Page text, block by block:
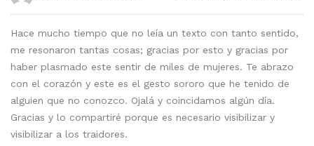
Hace mucho tiempo que no leía un texto con tanto sentido,
me resonaron tantas cosas; gracias por esto y gracias por
haber plasmado este sentir de miles de mujeres. Te abrazo
con el corazón y este es el gesto sororo que he tenido de
alguien que no conozco. Ojalá y coincidamos algún día.
Gracias y lo compartiré porque es necesario visibilizar y
visibilizar a los traidores.